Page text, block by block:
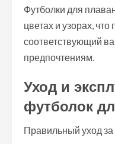
Футболки для
цветах и узорах,
соответствующий
предпочтениям.
Уход и
футболок
Правильный уход